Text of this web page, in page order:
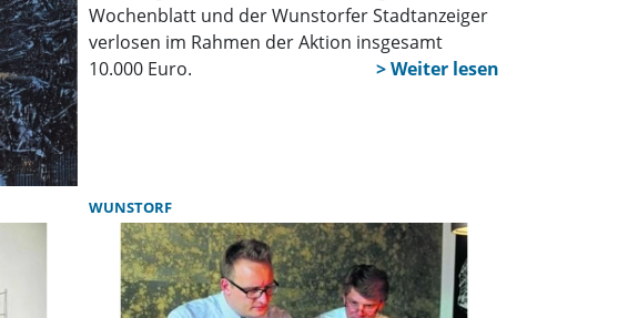
Wochenblatt und der Wunstorfer Stadtanzeiger
verlosen im Rahmen der Aktion insgesamt
10.000 Euro.
WUNSTORF